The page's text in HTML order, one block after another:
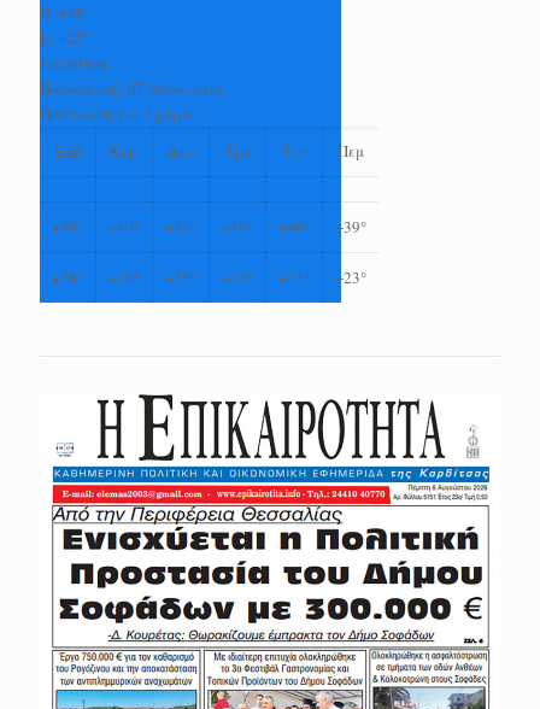
H: +38°
L: +25°
Καρδίτσα
Παρασκευή, 07 Αύγουστος
Πρόγνωση για 7 μέρες
Σαβ
Κυρ Δευ Τρι Τετ Πεμ
+39° +40° +37° +39° +40° +39°
+26° +26° +25° +23° +23° +23°